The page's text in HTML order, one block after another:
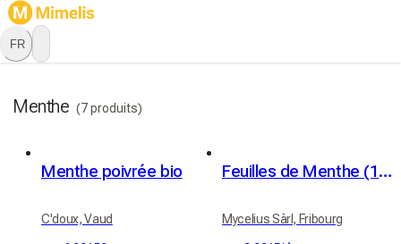
FR
Menthe (7 produits)
Menthe poivrée bio
C'doux, Vaud
Feuilles de Menthe (10g)
Mycelius Sàrl, Fribourg